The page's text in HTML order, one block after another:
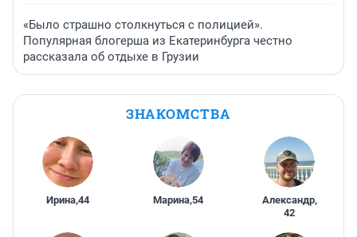
«Было страшно столкнуться с полицией».
Популярная блогерша из Екатеринбурга честно
рассказала об отдыхе в Грузии
ЗНАКОМСТВА
Ирина,44 Марина,54 Александр,
42